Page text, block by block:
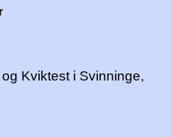
Kviktest i Svinninge,